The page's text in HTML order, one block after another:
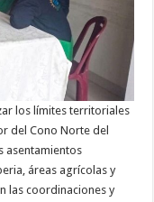
los límites territoriales
del Cono Norte del
asentamientos
áreas agrícolas y
las coordinaciones y